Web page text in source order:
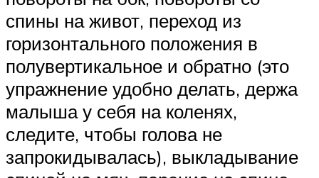
спины на живот, переход из
горизонтального положения в
полувертикальное и обратно (это
упражнение удобно делать, держа
малыша у себя на коленях,
следите, чтобы голова не
запрокидывалась), выкладывание